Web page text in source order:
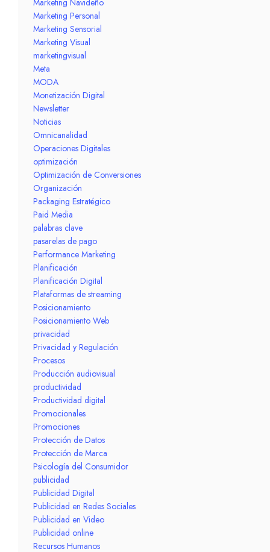
Marketing Personal
Marketing Sensorial
Marketing Visual
marketingvisual
Meta
MODA
Monetización Digital
Newsletter
Noticias
Omnicanalidad
Operaciones Digitales
optimización
Optimización de Conversiones
Organización
Packaging Estratégico
Paid Media
palabras clave
pasarelas de pago
Performance Marketing
Planificación
Planificación Digital
Plataformas de streaming
Posicionamiento
Posicionamiento Web
privacidad
Privacidad y Regulación
Procesos
Producción audiovisual
productividad
Productividad digital
Promocionales
Promociones
Protección de Datos
Protección de Marca
Psicología del Consumidor
publicidad
Publicidad Digital
Publicidad en Redes Sociales
Publicidad en Video
Publicidad online
Recursos Humanos